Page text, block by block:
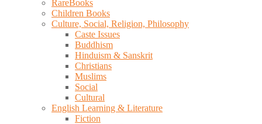
RareBooks
Children Books
Culture, Social, Religion, Philosophy
Caste Issues
Buddhism
Hinduism & Sanskrit
Christians
Muslims
Social
Cultural
English Learning & Literature
Fiction